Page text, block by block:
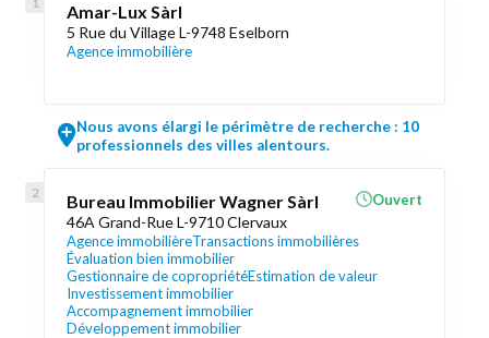
Amar-Lux Sàrl
5 Rue du Village L-9748 Eselborn
Agence immobilière
Nous avons élargi le périmètre de recherche : 10
professionnels des villes alentours.
Bureau Immobilier Wagner Sàrl
46A Grand-Rue L-9710 Clervaux
Agence immobilièreTransactions immobilières
Évaluation bien immobilier
Gestionnaire de copropriétéEstimation de valeur
Investissement immobilier
Accompagnement immobilier
Développement immobilier
Ouvert